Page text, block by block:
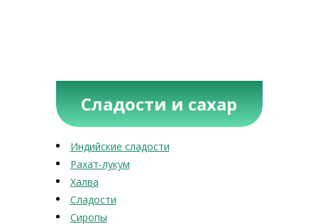
Сладости и сахар
Индийские сладости
Рахат-лукум
Халва
Сладости
Сиропы